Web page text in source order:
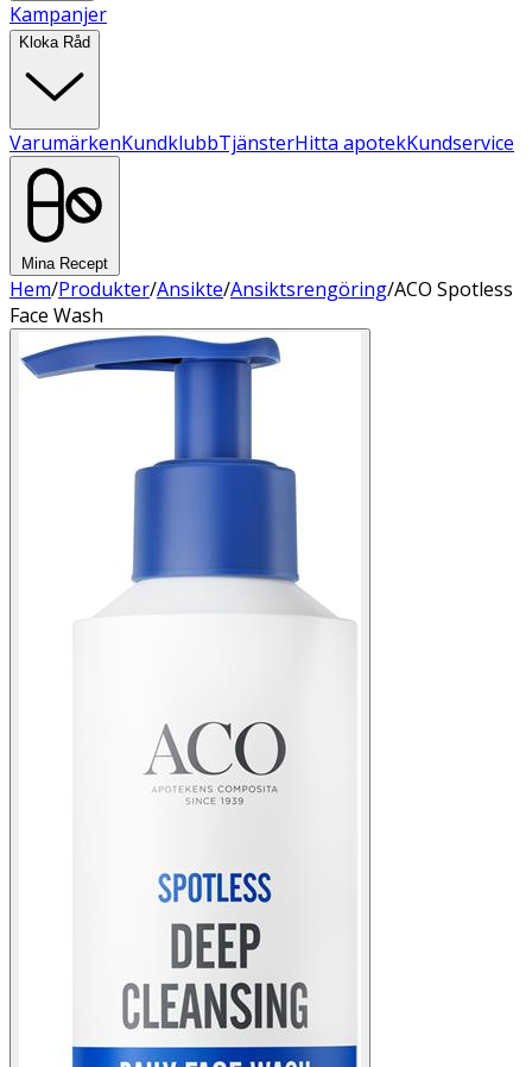
Kampanjer
Kloka Råd
VarumärkenKundklubbTjänsterHitta apotekKundservice
Mina Recept
Hem/Produkter/Ansikte/Ansiktsrengöring/ACO Spotless
Face Wash